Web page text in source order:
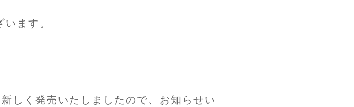
ます。
しく発売いたしましたので、お知らせい